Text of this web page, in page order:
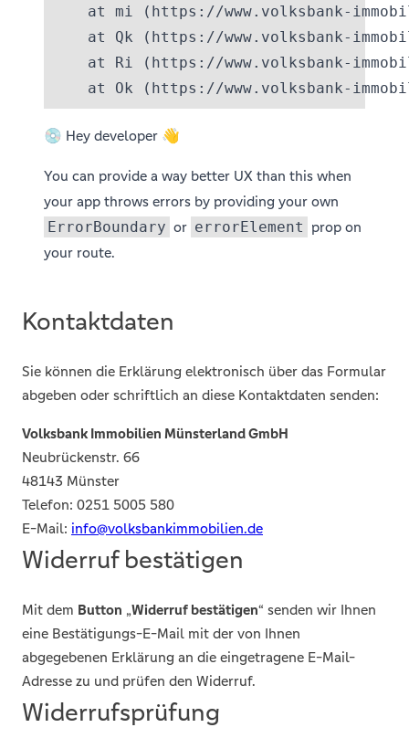
übermitteln wir Ihnen auf einem dauerhaften
Datenträger (z. B. durch eine E-Mail) unverzüglich eine
Eingangsbestätigung mit Informationen zum Inhalt der
Widerrufserklärung sowie dem Datum und der Uhrzeit
ihres Eingangs.
Zur Wahrung der Widerrufsfrist reicht es aus, dass Sie
die Mitteilung über die Ausübung des Widerrufsrechts
vor Ablauf der Widerrufsfrist absenden.
Folgen des Widerrufs
einschließlich der Lieferkosten (mit Ausnahme der
eine andere Art der Lieferung als die von uns
angebotene, günstigste Standardlieferung gewählt
Tagen ab dem Tag zurückzuzahlen, an dem die Mitteilung
über Ihren Widerruf dieses Vertrags bei uns eingegangen
ist. Für diese Rückzahlung verwenden wir dasselbe
Zahlungsmittel, das Sie bei der ursprünglichen
Transaktion eingesetzt haben, es sei denn, mit Ihnen
wurde ausdrücklich etwas anderes vereinbart; in keinem
Fall werden Ihnen wegen dieser Rückzahlung Entgelte
berechnen.
Haben Sie verlangt, dass die Dienstleistungen während
der Widerrufsfrist beginnen sollen, so haben Sie uns
einen angemessenen Betrag zu zahlen, der dem Anteil
der bis zu dem Zeitpunkt, zu dem Sie uns von der
Kontaktdaten
Sie können die Erklärung elektronisch über das Formular
abgeben oder schriftlich an diese Kontaktdaten senden:
Volksbank Immobilien Münsterland GmbH
Neubrückenstr. 66
48143 Münster
Telefon: 0251 5005 580
E-Mail: info@volksbankimmobilien.de
Widerruf bestätigen
Mit dem Button „Widerruf bestätigen“ senden wir Ihnen
eine Bestätigungs-E-Mail mit der von Ihnen
abgegebenen Erklärung an die eingetragene E-Mail-
Adresse zu und prüfen den Widerruf.
Widerrufsprüfung